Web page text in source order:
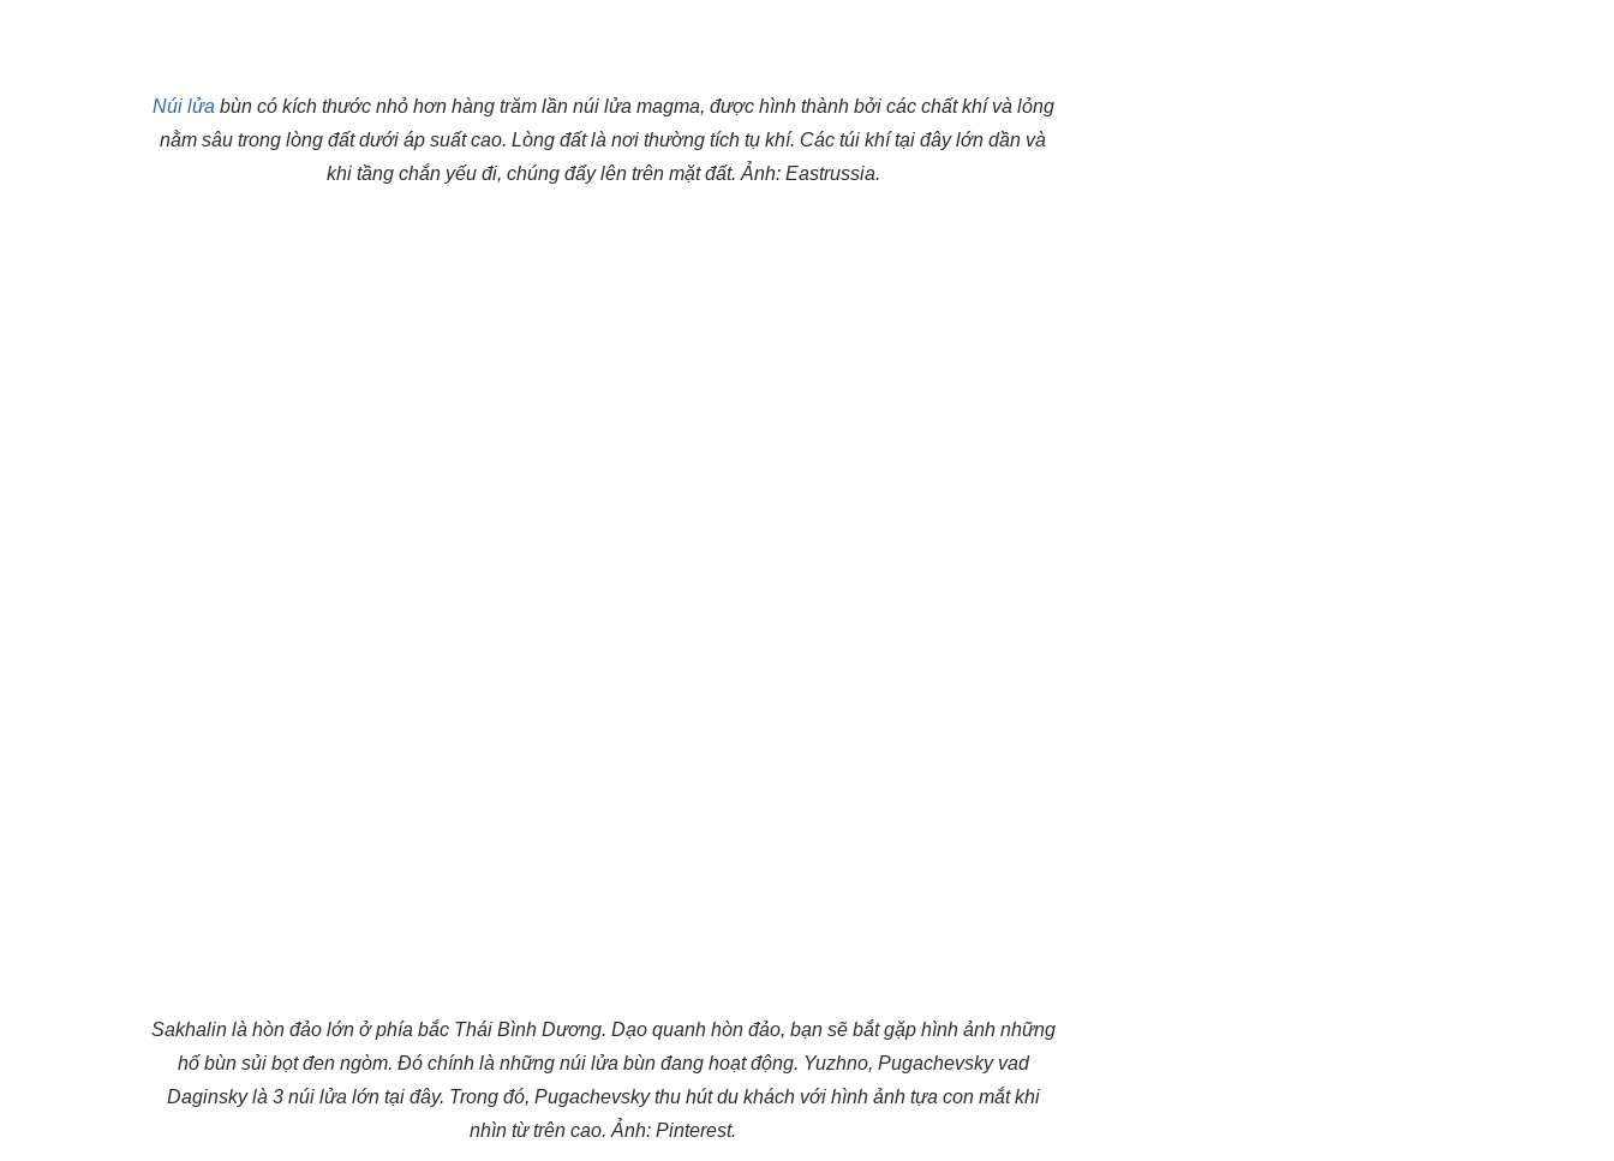
Núi lửa bùn có kích thước nhỏ hơn hàng trăm lần núi lửa magma, được hình thành bởi các chất khí và lỏng
nằm sâu trong lòng đất dưới áp suất cao. Lòng đất là nơi thường tích tụ khí. Các túi khí tại đây lớn dần và
khi tầng chắn yếu đi, chúng đẩy lên trên mặt đất. Ảnh: Eastrussia.
Sakhalin là hòn đảo lớn ở phía bắc Thái Bình Dương. Dạo quanh hòn đảo, bạn sẽ bắt gặp hình ảnh những
hố bùn sủi bọt đen ngòm. Đó chính là những núi lửa bùn đang hoạt động. Yuzhno, Pugachevsky vad
Daginsky là 3 núi lửa lớn tại đây. Trong đó, Pugachevsky thu hút du khách với hình ảnh tựa con mắt khi
nhìn từ trên cao. Ảnh: Pinterest.